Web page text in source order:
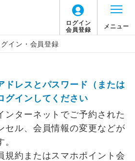
ログイン
会員登録
メニュー
グイン・会員登録
ドレスとパスワード（または
グインしてください
ンターネットでご予約された
セル、会員情報の変更などが
規約またはスマホポイント会